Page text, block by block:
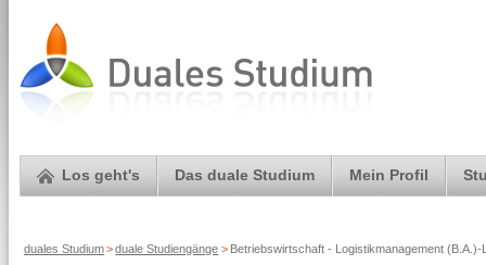
Los geht's Das duale Studium Mein Profil
duales Studium> duale Studiengänge > Betriebswirtschaft - Logistikmanagement